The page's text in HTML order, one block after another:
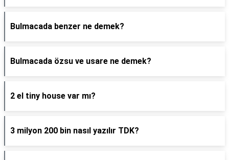
Bulmacada benzer ne demek?
Bulmacada özsu ve usare ne demek?
2 el tiny house var mı?
3 milyon 200 bin nasıl yazılır TDK?